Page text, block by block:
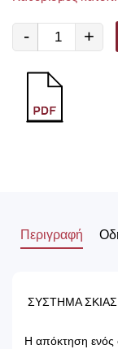
- +
Περιγραφή
ΣΥΣΤΗΜΑ
Η απόκτηση ενός